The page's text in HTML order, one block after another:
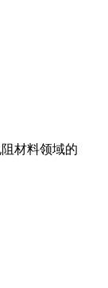
材料领域的